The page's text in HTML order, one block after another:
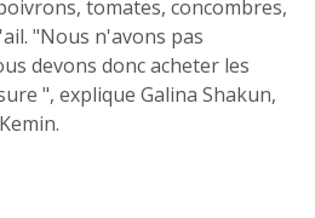
tomates, concombres,
"Nous n'avons pas
devons donc acheter les
", explique Galina Shakun,